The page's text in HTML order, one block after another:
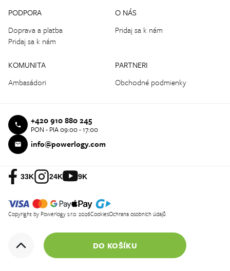
DO KOŠÍKU
PODPORA
Doprava a platba
Pridaj sa k nám
O NÁS
Pridaj sa k nám
KOMUNITA
Ambasádori
PARTNERI
Obchodné podmienky
+420 910 880 245
PON - PIA 09:00 - 17:00
info@powerlogy.com
33K 24K 9K
Copyright by Powerlogy s.r.o. 2026CookiesOchrana osobních údajů